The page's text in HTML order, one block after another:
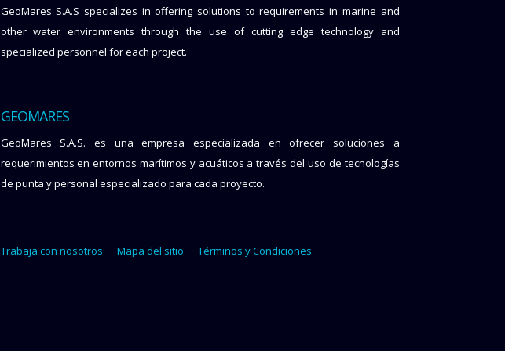
GeoMares S.A.S specializes in offering solutions to requirements in marine and
other water environments through the use of cutting edge technology and
specialized personnel for each project.
GEOMARES
GeoMares S.A.S. es una empresa especializada en ofrecer soluciones a
requerimientos en entornos marítimos y acuáticos a través del uso de tecnologías
de punta y personal especializado para cada proyecto.
Trabaja con nosotros Mapa del sitio Términos y Condiciones